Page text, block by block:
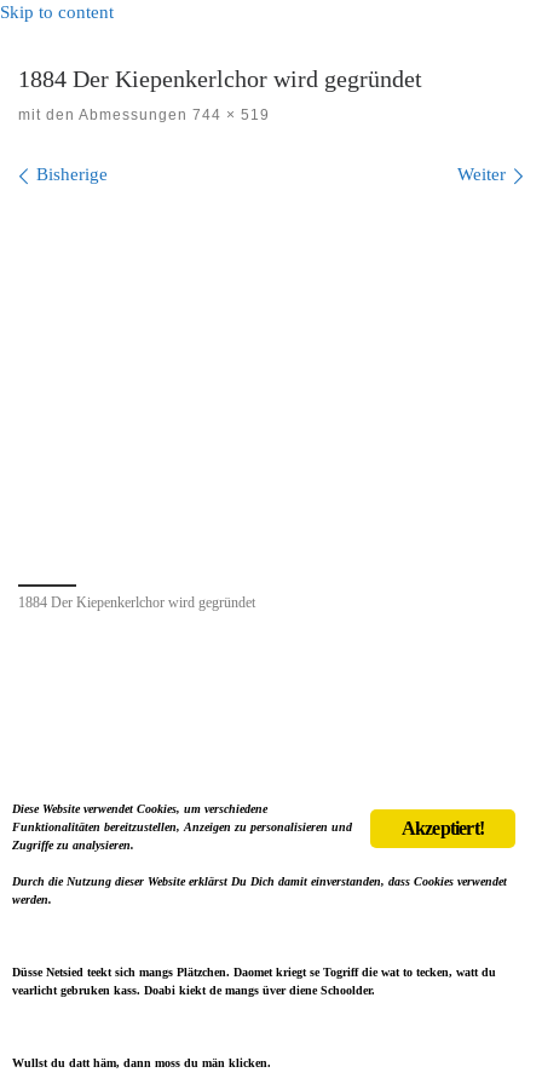
Skip to content
1884 Der Kiepenkerlchor wird gegründet
mit den Abmessungen 744 × 519
Bilder Navigation
Bisherige Weiter
1884 Der Kiepenkerlchor wird gegründet
Akzeptiert!
Diese Website verwendet Cookies, um verschiedene
Funktionalitäten bereitzustellen, Anzeigen zu personalisieren und
Zugriffe zu analysieren.
Durch die Nutzung dieser Website erklärst Du Dich damit einverstanden, dass Cookies verwendet
werden.
Düsse Netsied teekt sich mangs Plätzchen. Daomet kriegt se Togriff die wat to tecken, watt du
vearlicht gebruken kass. Doabi kiekt de mangs üver diene Schoolder.
Wullst du datt häm, dann moss du män klicken.